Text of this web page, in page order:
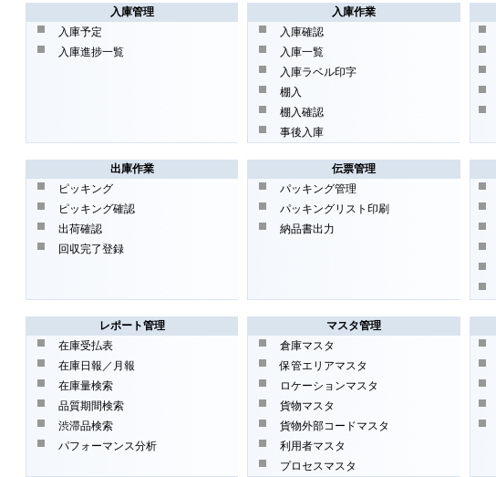
入庫管理
入庫予定
入庫進捗一覧
入庫作業
入庫確認
入庫一覧
入庫ラベル印字
棚入
棚入確認
事後入庫
出庫作業
ピッキング
ピッキング確認
出荷確認
回収完了登録
伝票管理
パッキング管理
パッキングリスト印刷
納品書出力
レポート管理
在庫受払表
在庫日報／月報
在庫量検索
品質期間検索
渋滞品検索
パフォーマンス分析
マスタ管理
倉庫マスタ
保管エリアマスタ
ロケーションマスタ
貨物マスタ
貨物外部コードマスタ
利用者マスタ
プロセスマスタ